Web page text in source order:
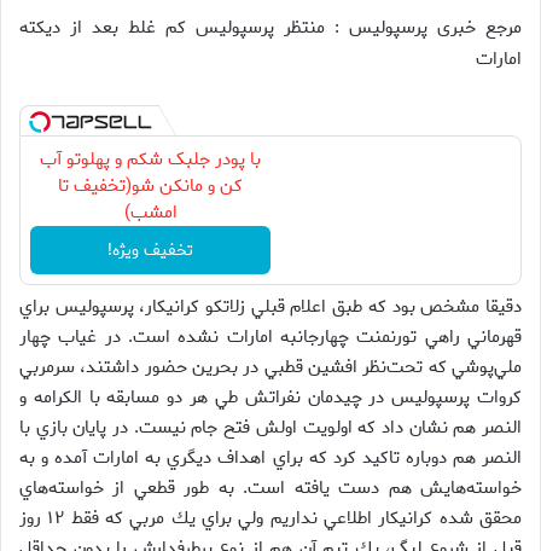
مرجع خبری پرسپولیس : منتظر پرسپوليس كم غلط بعد از ديكته
امارات
با پودر جلبک شکم و پهلوتو آب
کن و مانکن شو(تخفیف تا
امشب)
تخفیف ویژه!
دقيقا مشخص بود كه طبق اعلام قبلي زلاتكو كرانيكار،‌ پرسپوليس براي
قهرماني راهي تورنمنت چهارجانبه امارات نشده است. در غياب چهار
ملي‌پوشي كه تحت‌نظر افشين قطبي در بحرين حضور داشتند، سرمربي
كروات پرسپوليس در چيدمان نفراتش طي هر دو مسابقه با الكرامه و
النصر هم نشان داد كه اولويت اولش فتح جام نيست. در پايان بازي با
النصر هم دوباره تاكيد كرد كه براي اهداف ديگري به امارات آمده و به
خواسته‌هايش هم دست يافته است. به طور قطعي از خواسته‌هاي
محقق شده كرانيكار اطلاعي نداريم ولي براي يك مربي كه فقط ۱۲ روز